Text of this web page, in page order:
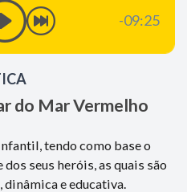
-09:25
do Mar Vermelho
tendo como base o
seus heróis, as quais são
e educativa.